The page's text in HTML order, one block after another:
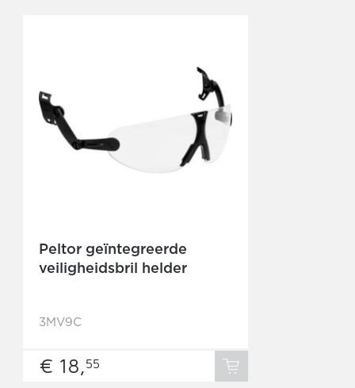
Peltor geïntegreerde
veiligheidsbril helder
3MV9C
€ 18, 55